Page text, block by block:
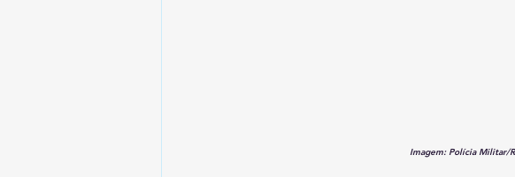
Imagem: Polícia Militar/